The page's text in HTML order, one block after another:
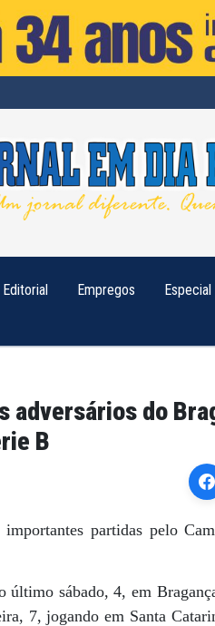
Editorial Empregos Especial
adversários do
B
partidas pelo
último sábado, 4, em
7, jogando em Santa